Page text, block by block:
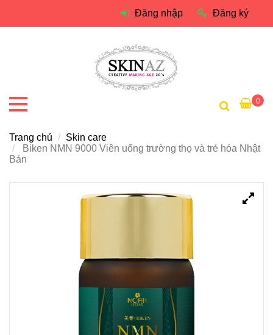
Đăng nhập Đăng ký
0
Trang chủ
Skin care
Biken NMN 9000 Viên uống trường thọ và trẻ hóa Nhật
Bản